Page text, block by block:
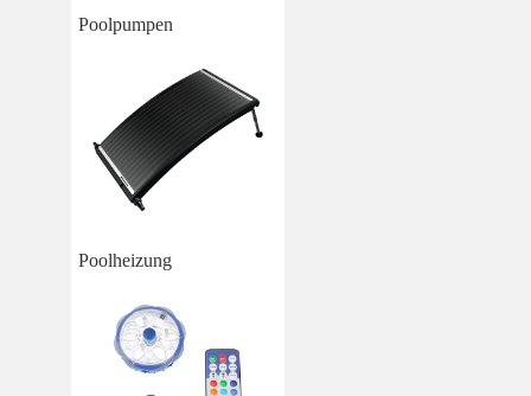
Poolpumpen
Poolheizung